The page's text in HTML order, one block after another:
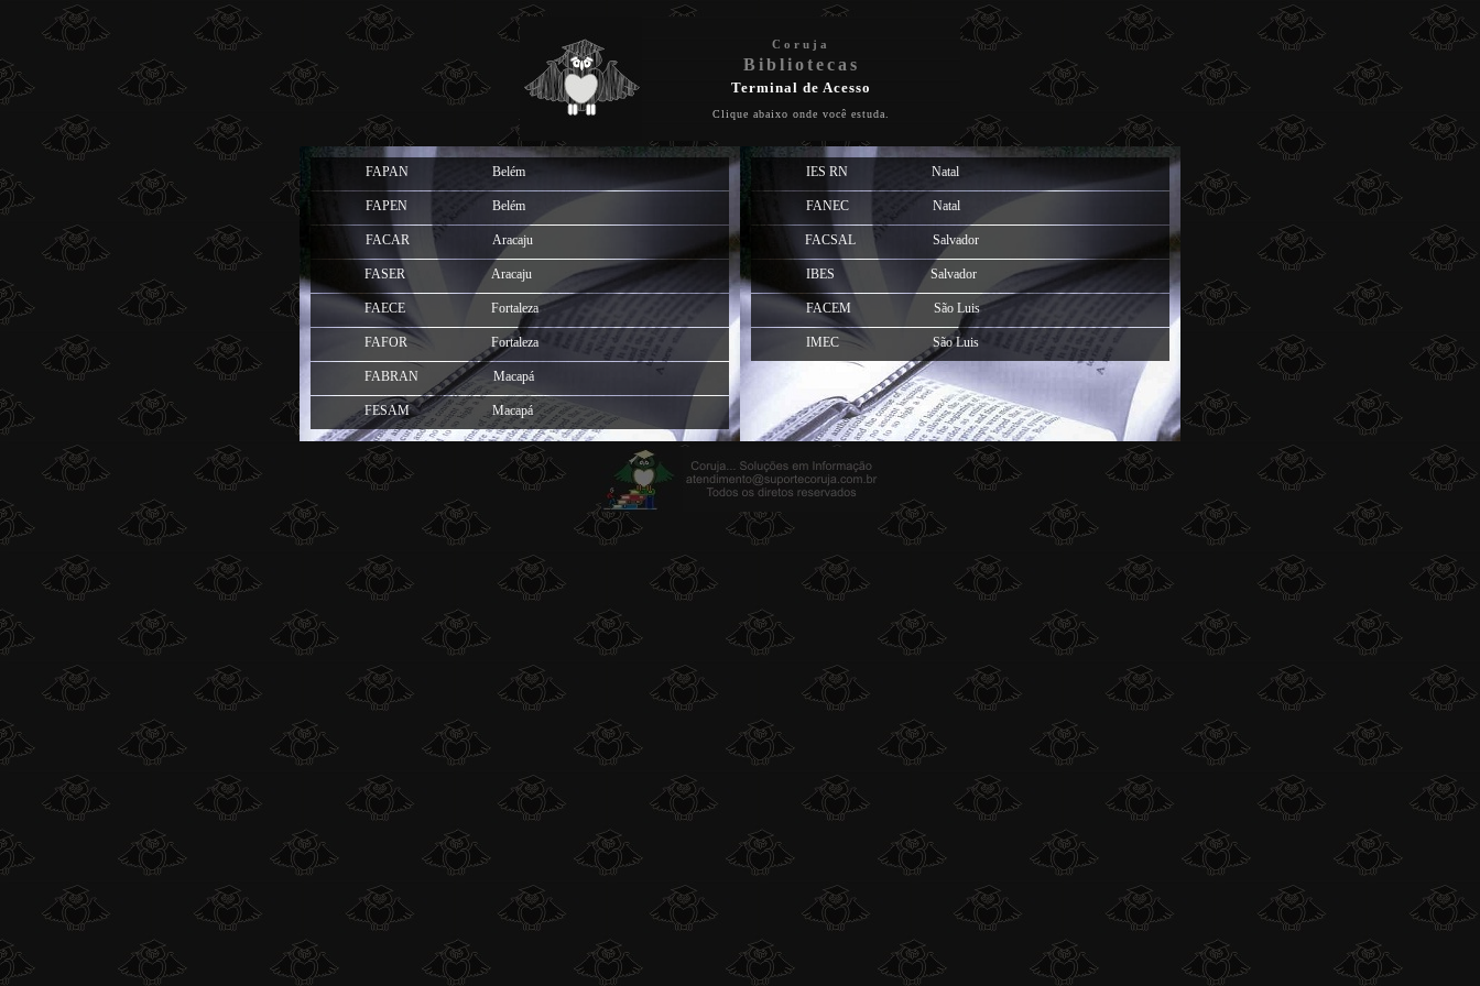
Coruja
Bibliotecas
Terminal de Acesso
Clique abaixo onde você estuda.
FAPAN Belém
FAPEN Belém
FACAR Aracaju
FASER Aracaju
FAECE Fortaleza
FAFOR Fortaleza
FABRAN Macapá
FESAM Macapá
IES RN Natal
FANEC Natal
FACSAL Salvador
IBES Salvador
FACEM São Luis
IMEC São Luis